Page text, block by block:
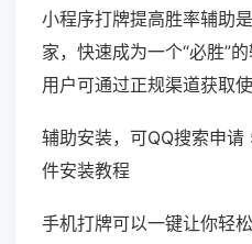
小程序打牌提高胜率辅助
家，快速成为一个“必胜”
用户可通过正规渠道获取使
辅助安装，可QQ搜索申
件安装教程
手机打牌可以一键让你轻